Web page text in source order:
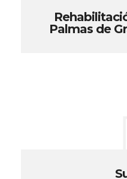
Palmas de